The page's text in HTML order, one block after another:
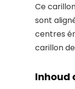
Ce
sont
centres
carillon
Inhoud